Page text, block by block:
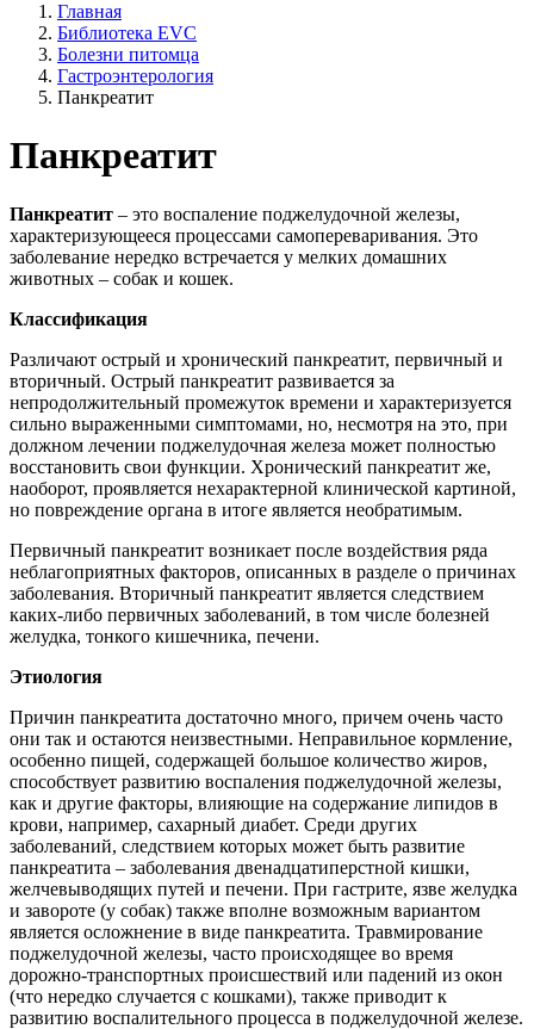
Главная
Библиотека EVC
Болезни питомца
Гастроэнтерология
Панкреатит
Панкреатит
Панкреатит – это воспаление поджелудочной железы,
характеризующееся процессами самопереваривания. Это
заболевание нередко встречается у мелких домашних
животных – собак и кошек.
Классификация
Различают острый и хронический панкреатит, первичный и
вторичный. Острый панкреатит развивается за
непродолжительный промежуток времени и характеризуется
сильно выраженными симптомами, но, несмотря на это, при
должном лечении поджелудочная железа может полностью
восстановить свои функции. Хронический панкреатит же,
наоборот, проявляется нехарактерной клинической картиной,
но повреждение органа в итоге является необратимым.
Первичный панкреатит возникает после воздействия ряда
неблагоприятных факторов, описанных в разделе о причинах
заболевания. Вторичный панкреатит является следствием
каких-либо первичных заболеваний, в том числе болезней
желудка, тонкого кишечника, печени.
Этиология
Причин панкреатита достаточно много, причем очень часто
они так и остаются неизвестными. Неправильное кормление,
особенно пищей, содержащей большое количество жиров,
способствует развитию воспаления поджелудочной железы,
как и другие факторы, влияющие на содержание липидов в
крови, например, сахарный диабет. Среди других
заболеваний, следствием которых может быть развитие
панкреатита – заболевания двенадцатиперстной кишки,
желчевыводящих путей и печени. При гастрите, язве желудка
и завороте (у собак) также вполне возможным вариантом
является осложнение в виде панкреатита. Травмирование
поджелудочной железы, часто происходящее во время
дорожно-транспортных происшествий или падений из окон
(что нередко случается с кошками), также приводит к
развитию воспалительного процесса в поджелудочной железе.